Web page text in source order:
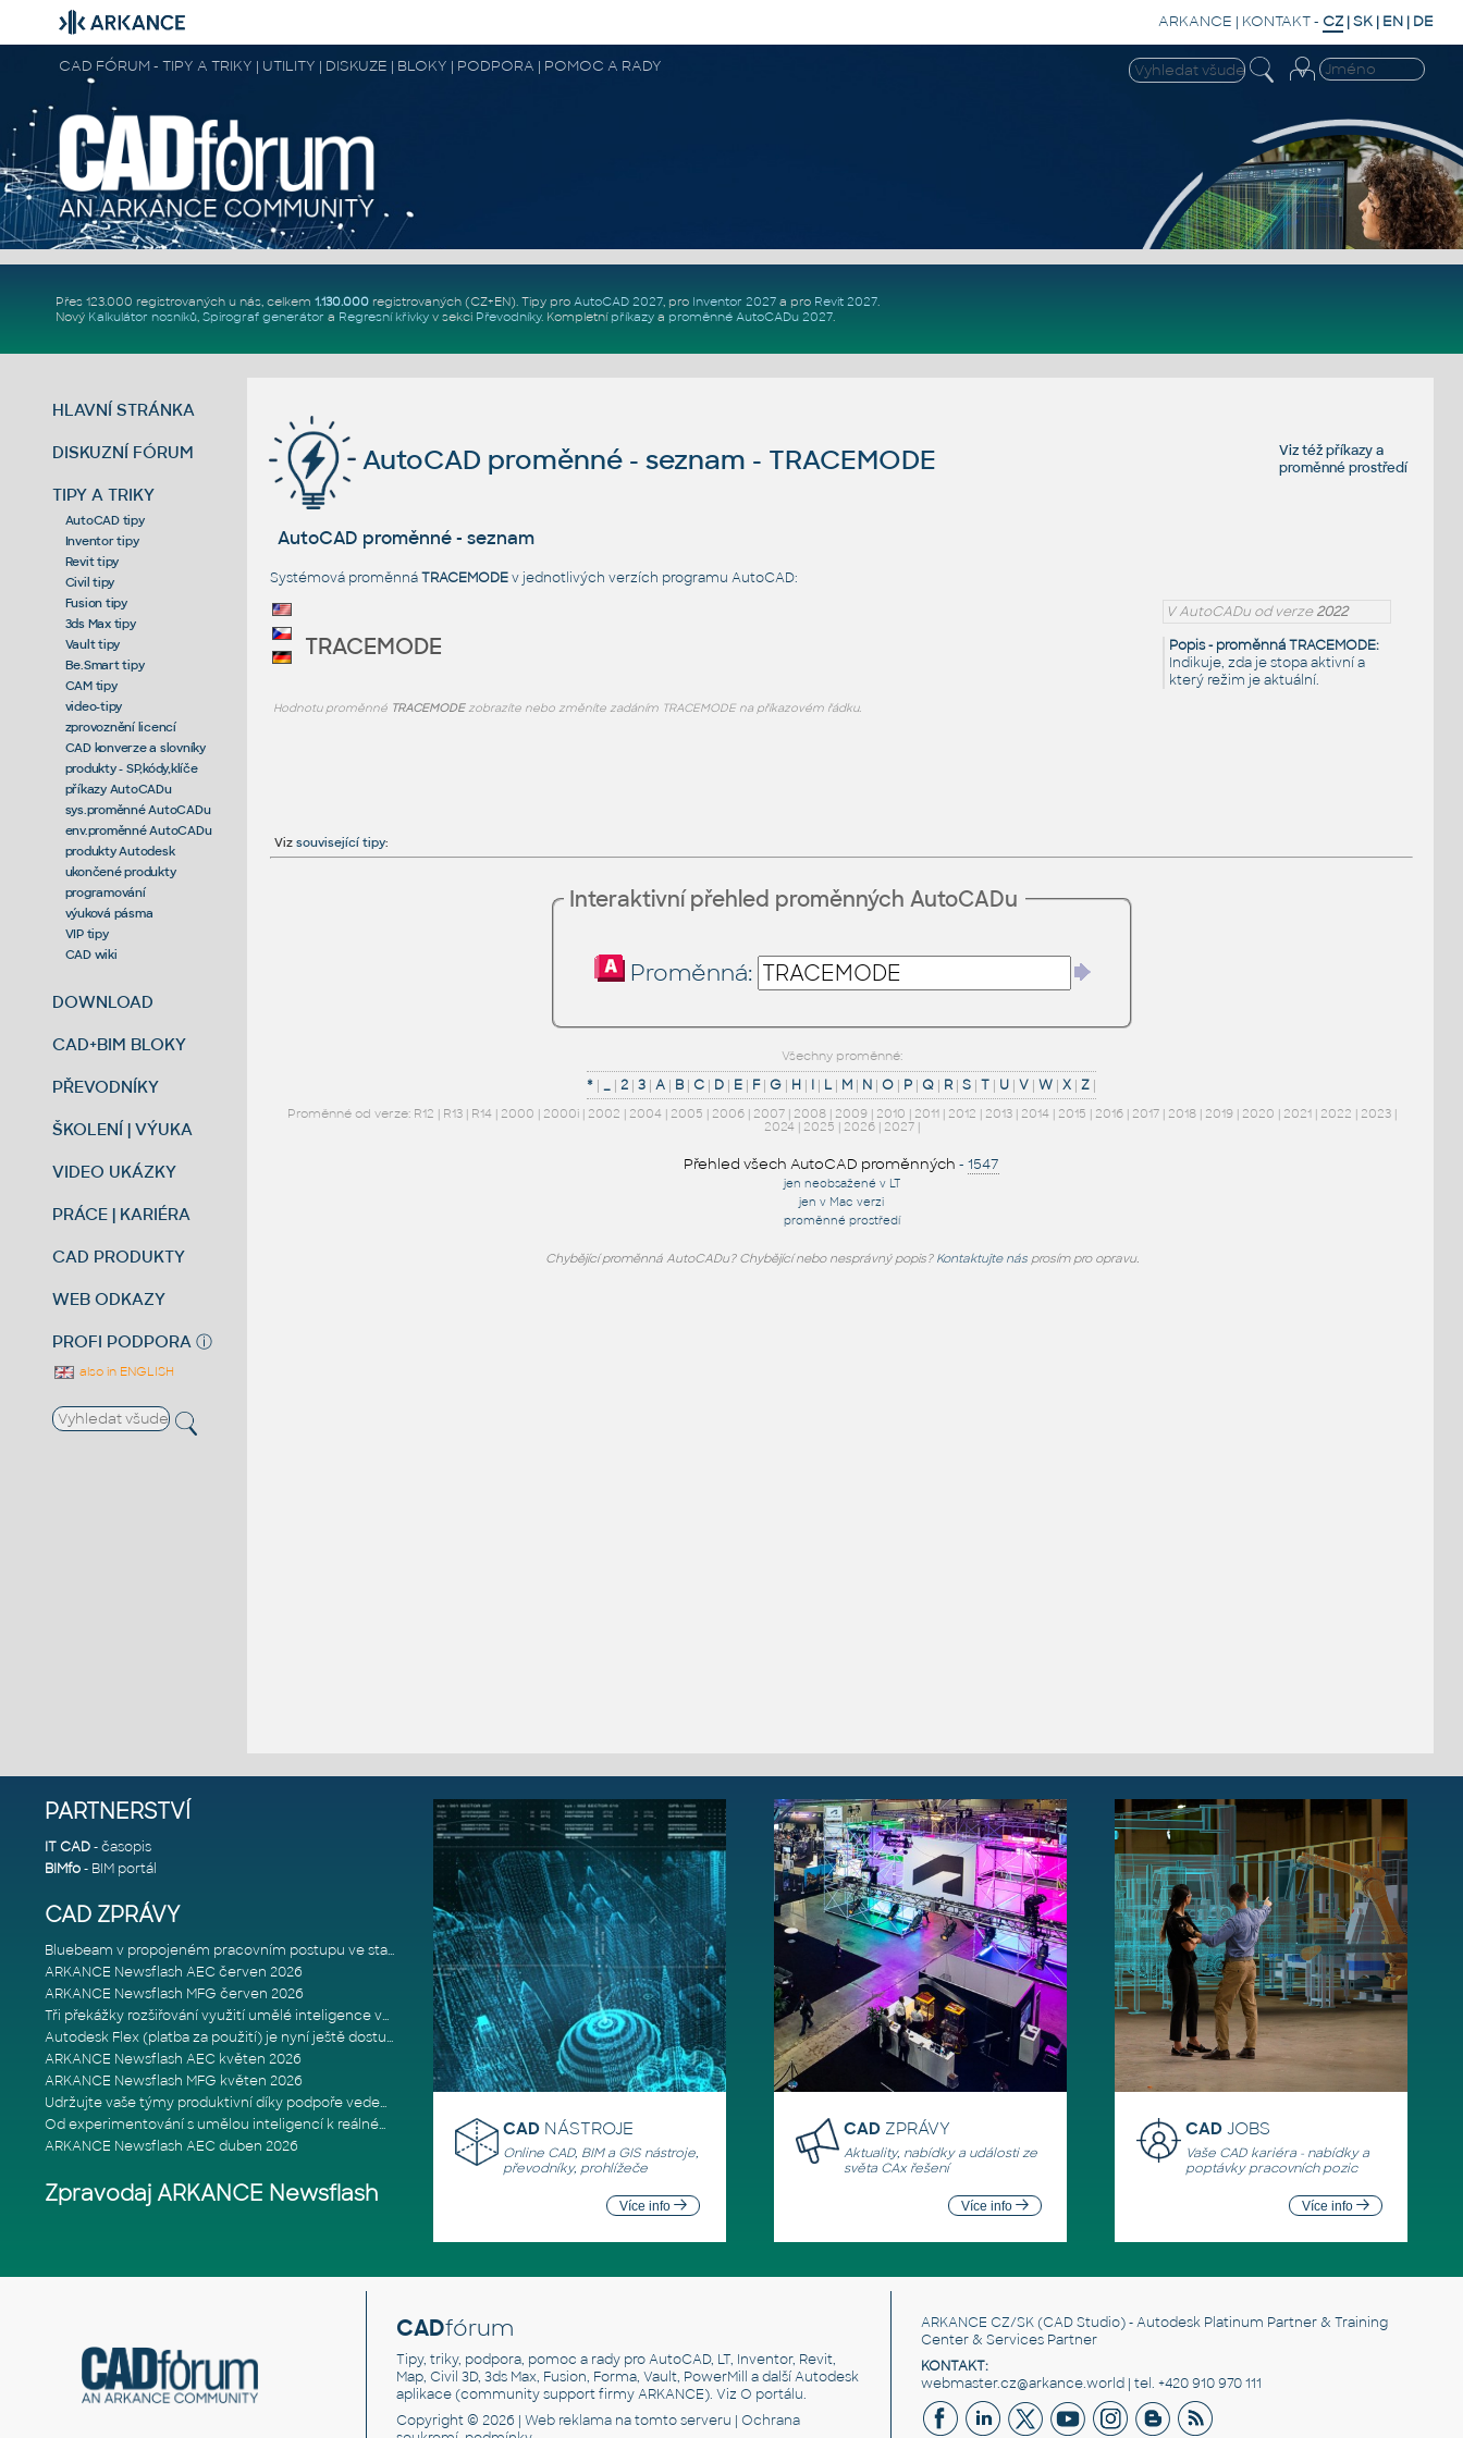
ARKANCE | KONTAKT- CZ |SK | EN | DE
CAD FÓRUM - TIPY A TRIKY | UTILITY | DISKUZE | BLOKY | PODPORA | POMOC A RADY
Přes 123.000 registrovaných u nás, celkem 1.130.000registrovaných (CZ+EN). Tipy pro AutoCAD 2027, pro Inventor 2027a pro Revit 2027.
Nový Kalkulátor nosníků, Spirograf generátor a Regresní křivkyv sekci Převodníky. Kompletní příkazya proměnné AutoCADu 2027.
HLAVNÍ STRÁNKA
DISKUZNÍ FÓRUM
TIPY A TRIKY
AutoCAD tipy
Inventor tipy
Revit tipy
Civil tipy
Fusion tipy
3ds Max tipy
Vault tipy
Be.Smart tipy
CAM tipy
video-tipy
zprovoznění licencí
CAD konverze a slovníky
produkty - SP,kódy,klíče
příkazy AutoCADu
sys.proměnné AutoCADu
env.proměnné AutoCADu
produkty Autodesk
ukončené produkty
programování
výuková pásma
VIP tipy
CAD wiki
DOWNLOAD
CAD+BIM BLOKY
PŘEVODNÍKY
ŠKOLENÍ | VÝUKA
VIDEO UKÁZKY
PRÁCE | KARIÉRA
CAD PRODUKTY
WEB ODKAZY
PROFI PODPORA ⓘ
also in ENGLISH
Viz téžpříkazya
proměnné prostředí
AutoCAD proměnné - seznam - TRACEMODE
AutoCAD proměnné - seznam
Systémová proměnnáTRACEMODEv jednotlivých verzích programu AutoCAD:
V AutoCADu od verze2022
Popis - proměnná TRACEMODE:
Indikuje, zda je stopa aktivní a
který režim je aktuální.
TRACEMODE
Hodnotu proměnné TRACEMODEzobrazíte nebo změníte zadáním TRACEMODE na příkazovém řádku.
Viz související tipy:
Interaktivní přehled proměnných AutoCADu
Proměnná:
Všechny proměnné:
* | _ |2 |3 |A | B |C | D | E | F|G | H | I | L | M | N |O | P |Q | R |S |T | U |V |W |X |Z |
Proměnné od verze: R12 | R13| R14| 2000 | 2000i| 2002 | 2004| 2005 | 2006| 2007| 2008| 2009| 2010 | 2011| 2012 | 2013| 2014| 2015 | 2016| 2017| 2018| 2019| 2020 | 2021| 2022 | 2023|
2024| 2025 | 2026| 2027|
Přehled všech AutoCAD proměnných -1547
jen neobsažené v LT
jen v Mac verzi
proměnné prostředí
Chybějící proměnná AutoCADu? Chybějící nebo nesprávný popis? Kontaktujte násprosím pro opravu.
PARTNERSTVÍ
IT CAD- časopis
BIMfo- BIM portál
CAD ZPRÁVY
Bluebeam v propojeném pracovním postupu ve stavebnictví: Proč je int
ARKANCE Newsflash AEC červen 2026
ARKANCE Newsflash MFG červen 2026
Tři překážky rozšiřování využití umělé inteligence ve stavebním prům
Autodesk Flex (platba za použití) je nyní ještě dostupnější
ARKANCE Newsflash AEC květen 2026
ARKANCE Newsflash MFG květen 2026
Udržujte vaše týmy produktivní díky podpoře vedené odborníky
Od experimentování s umělou inteligencí k reálnému dopadu na podniká
ARKANCE Newsflash AEC duben 2026
Zpravodaj ARKANCE Newsflash
CAD NÁSTROJE
Online CAD, BIM a GIS nástroje,
převodníky, prohlížeče
Více info
CAD ZPRÁVY
Aktuality, nabídky a události ze
světa CAx řešení
Více info
CADJOBS
Vaše CAD kariéra - nabídky a
poptávky pracovních pozic
Více info
CADfórum
Tipy, triky, podpora, pomoc a rady pro AutoCAD, LT, Inventor, Revit,
Map, Civil 3D, 3ds Max, Fusion, Forma, Vault, PowerMill a další Autodesk
aplikace (community support firmy ARKANCE). Viz O portálu.
Copyright © 2026 | Web reklamana tomto serveru | Ochrana
ARKANCE CZ/SK(CAD Studio) - Autodesk Platinum Partner & Training
Center & Services Partner
KONTAKT:
webmaster.cz@arkance.world | tel. +420 910 970 111